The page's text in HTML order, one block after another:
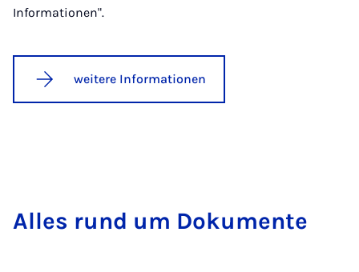
Informationen".
weitere Informationen
Al­les rund um Do­ku­men­te